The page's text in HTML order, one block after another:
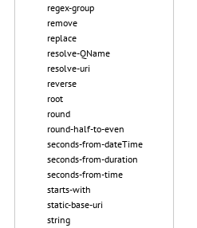
regex-group
remove
replace
resolve-QName
resolve-uri
reverse
root
round
round-half-to-even
seconds-from-dateTime
seconds-from-duration
seconds-from-time
starts-with
static-base-uri
string